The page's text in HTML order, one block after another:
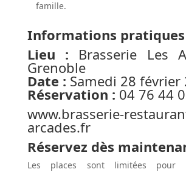
famille.
Informations pratiques
Lieu : Brasserie Les
Grenoble
Date : Samedi 28 février
Réservation : 04 76 44
www.brasserie-
arcades.fr
Réservez dès
Les places sont limitées pour